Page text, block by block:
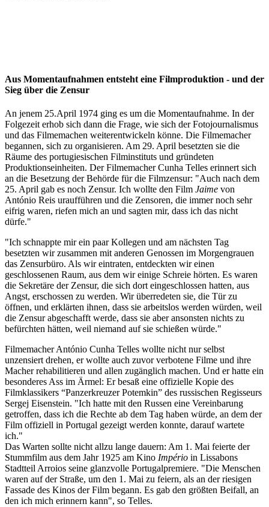
Aus Momentaufnahmen entsteht eine Filmproduktion - und der
Sieg über die Zensur
An jenem 25.April 1974 ging es um die Momentaufnahme. In der
Folgezeit erhob sich dann die Frage, wie sich der Fotojournalismus
und das Filmemachen weiterentwickeln könne. Die Filmemacher
begannen, sich zu organisieren. Am 29. April besetzten sie die
Räume des portugiesischen Filminstituts und gründeten
Produktionseinheiten. Der Filmemacher Cunha Telles erinnert sich
an die Besetzung der Behörde für die Filmzensur: "Auch nach dem
25. April gab es noch Zensur. Ich wollte den Film Jaime von
António Reis uraufführen und die Zensoren, die immer noch sehr
eifrig waren, riefen mich an und sagten mir, dass ich das nicht
dürfe."
"Ich schnappte mir ein paar Kollegen und am nächsten Tag
besetzten wir zusammen mit anderen Genossen im Morgengrauen
das Zensurbüro. Als wir eintraten, entdeckten wir einen
geschlossenen Raum, aus dem wir einige Schreie hörten. Es waren
die Sekretäre der Zensur, die sich dort eingeschlossen hatten, aus
Angst, erschossen zu werden. Wir überredeten sie, die Tür zu
öffnen, und erklärten ihnen, dass sie arbeitslos werden würden, weil
die Zensur abgeschafft werde, dass sie aber ansonsten nichts zu
befürchten hätten, weil niemand auf sie schießen würde."
Filmemacher António Cunha Telles wollte nicht nur selbst
unzensiert drehen, er wollte auch zuvor verbotene Filme und ihre
Macher rehabilitieren und allen zugänglich machen. Und er hatte ein
besonderes Ass im Ärmel: Er besaß eine offizielle Kopie des
Filmklassikers “Panzerkreuzer Potemkin” des russischen Regisseurs
Sergej Eisenstein. "Ich hatte mit den Russen eine Vereinbarung
getroffen, dass ich die Rechte ab dem Tag haben würde, an dem der
Film offiziell in Portugal gezeigt werden konnte, darauf wartete
ich."
Das Warten sollte nicht allzu lange dauern: Am 1. Mai feierte der
Stummfilm aus dem Jahr 1925 am Kino Império in Lissabons
Stadtteil Arroios seine glanzvolle Portugalpremiere. "Die Menschen
waren auf der Straße, um den 1. Mai zu feiern, als an der riesigen
Fassade des Kinos der Film begann. Es gab den größten Beifall, an
den ich mich erinnern kann", so Telles.